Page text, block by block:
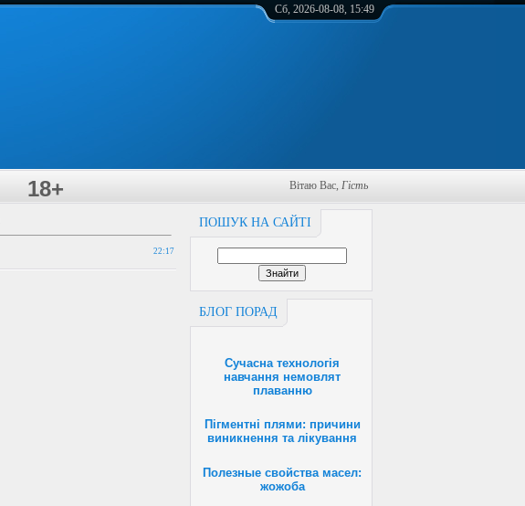
Сб, 2026-08-08, 15:49
18+ Вітаю Вас, Гість
ПОШУК НА САЙТІ
БЛОГ ПОРАД
Сучасна технологія
навчання немовлят
плаванню
Пігментні плями: причини
виникнення та лікування
Полезные свойства масел:
жожоба
22:17